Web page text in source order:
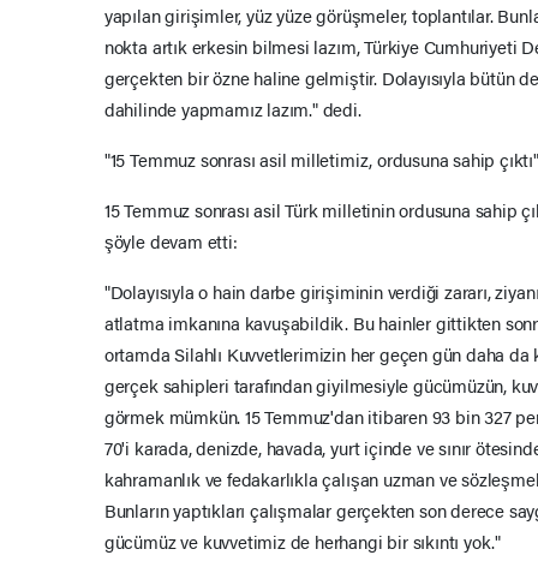
yapılan girişimler, yüz yüze görüşmeler, toplantılar.
nokta artık erkesin bilmesi lazım, Türkiye Cumhuriyeti
gerçekten bir özne haline gelmiştir. Dolayısıyla bütün
dahilinde yapmamız lazım." dedi.
"15 Temmuz sonrası asil milletimiz, ordusuna sahip çıktı"
15 Temmuz sonrası asil Türk milletinin ordusuna sahip
şöyle devam etti:
"Dolayısıyla o hain darbe girişiminin verdiği zararı,
atlatma imkanına kavuşabildik. Bu hainler gittikten
ortamda Silahlı Kuvvetlerimizin her geçen gün daha da
gerçek sahipleri tarafından giyilmesiyle gücümüzün,
görmek mümkün. 15 Temmuz'dan itibaren 93 bin 327
70'i karada, denizde, havada, yurt içinde ve sınır
kahramanlık ve fedakarlıkla çalışan uzman ve
Bunların yaptıkları çalışmalar gerçekten son derece
gücümüz ve kuvvetimiz de herhangi bir sıkıntı yok."